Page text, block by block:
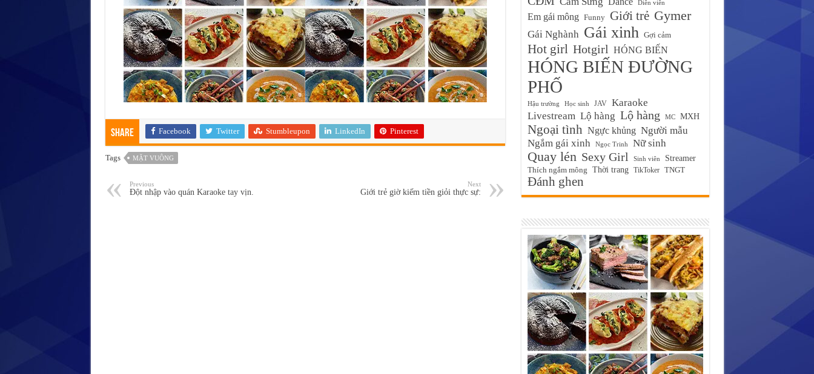
Share Facebook Twitter Stumbleupon LinkedIn Pinterest
Tags MẶT VUÔNG
Previous
Đột nhập vào quán Karaoke tay vịn.
Next
Giới trẻ giờ kiếm tiền giỏi thực sự:
Diễn viên
Em gái mông Funny Giới trẻ Gymer
Gái Nghành Gái xinh Gợi cảm
Hot girl Hotgirl HÓNG BIẾN
HÓNG BIẾN ĐƯỜNG
PHỐ
Hậu trường Học sinh JAV
Karaoke
Livestream Lộ hàng Lộ hàng MC MXH
Ngoại tình Ngực khủng Người mẫu
Ngắm gái xinh
Ngọc Trinh Nữ sinh
Quay lén Sexy Girl Sinh viên Streamer
Thích ngắm mông Thời trang TikToker TNGT
Đánh ghen